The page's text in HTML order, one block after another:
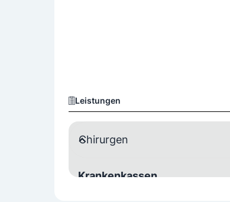
Leistungen
Chirurgen
Krankenkassen